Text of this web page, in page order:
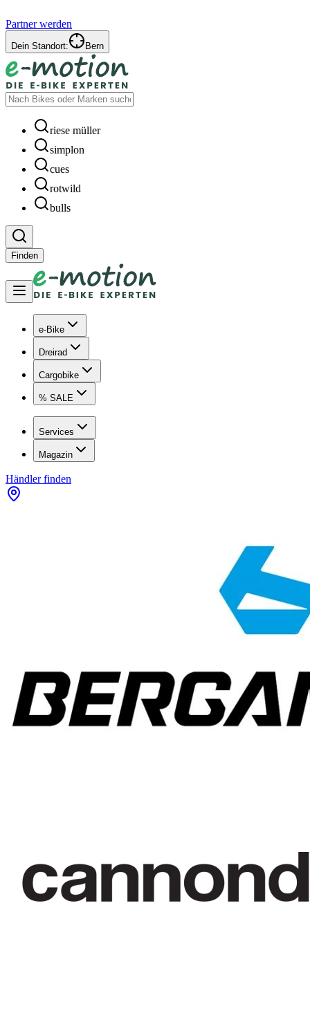
Partner werden
Dein Standort: Bern
riese müller
simplon
cues
rotwild
bulls
Finden
e-Bike
Dreirad
Cargobike
% SALE
Services
Magazin
Händler finden